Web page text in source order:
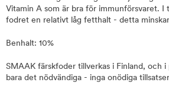
Vitamin A som är bra för immunförsvaret. I
fodret en relativt låg fetthalt - detta
Benhalt: 10%
SMAAK färskfoder tillverkas i Finland, och
bara det nödvändiga - inga onödiga